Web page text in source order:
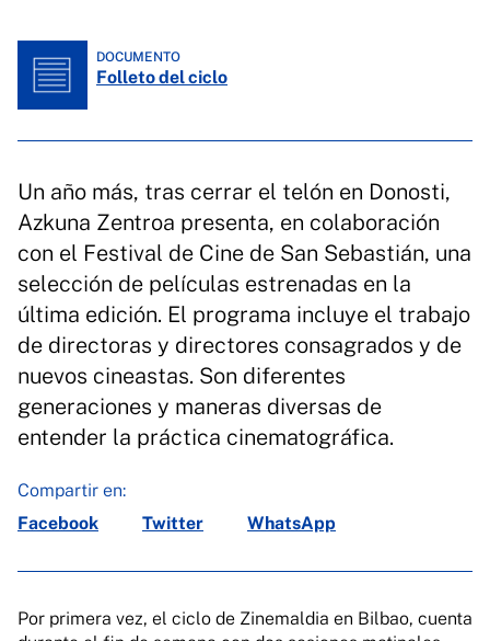
DOCUMENTO
Folleto del ciclo
Un año más, tras cerrar el telón en Donosti,
Azkuna Zentroa presenta, en colaboración
con el Festival de Cine de San Sebastián, una
selección de películas estrenadas en la
última edición. El programa incluye el trabajo
de directoras y directores consagrados y de
nuevos cineastas. Son diferentes
generaciones y maneras diversas de
entender la práctica cinematográfica.
Compartir en:
Facebook
Twitter WhatsApp
Por primera vez, el ciclo de Zinemaldia en Bilbao, cuenta